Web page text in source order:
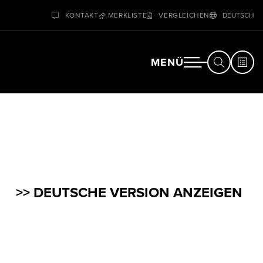
KONTAKT MERKLISTE VERGLEICHEN DEUTSCH
MENÜ
>> DEUTSCHE VERSION ANZEIGEN